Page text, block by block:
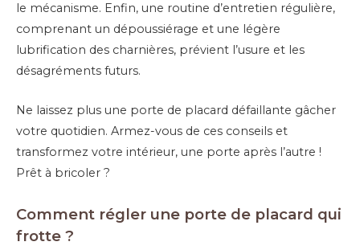
le mécanisme. Enfin, une routine d’entretien régulière,
comprenant un dépoussiérage et une légère
lubrification des charnières, prévient l’usure et les
désagréments futurs.
Ne laissez plus une porte de placard défaillante gâcher
votre quotidien. Armez-vous de ces conseils et
transformez votre intérieur, une porte après l’autre !
Prêt à bricoler ?
Comment régler une porte de placard qui
frotte ?